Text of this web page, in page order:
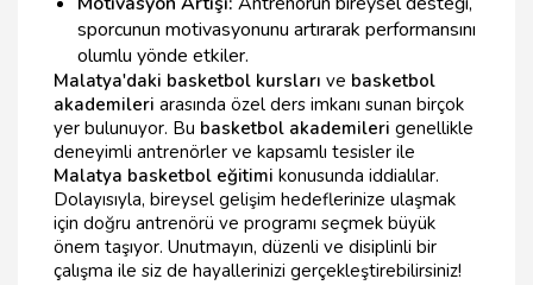
sporcunun motivasyonunu artırarak performansını
olumlu yönde etkiler.
Malatya'daki basketbol kursları ve basketbol
akademileri arasında özel ders imkanı sunan birçok
yer bulunuyor. Bu basketbol akademileri genellikle
deneyimli antrenörler ve kapsamlı tesisler ile
Malatya basketbol eğitimi konusunda iddialılar.
Dolayısıyla, bireysel gelişim hedeflerinize ulaşmak
için doğru antrenörü ve programı seçmek büyük
önem taşıyor. Unutmayın, düzenli ve disiplinli bir
çalışma ile siz de hayallerinizi gerçekleştirebilirsiniz!